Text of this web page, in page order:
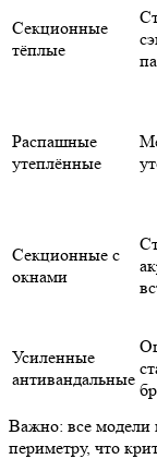
Секционные
тёплые
Распашные
утеплённые
Секционные с
окнами
Усиленные
антивандальные
Важно: все модели
периметру, что